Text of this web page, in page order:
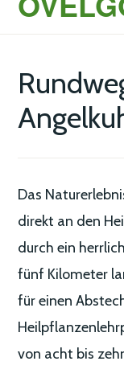
Das
direkt an den
durch ein
fünf Kilometer
für einen
von acht bis